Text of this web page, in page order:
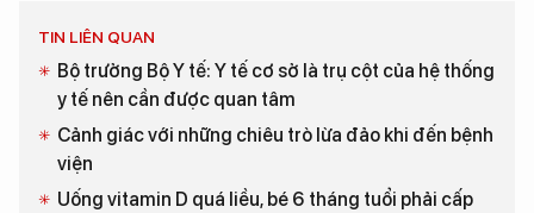
TIN LIÊN QUAN
Bộ trưởng Bộ Y tế: Y tế cơ sở là trụ cột của hệ thống
y tế nên cần được quan tâm
Cảnh giác với những chiêu trò lừa đảo khi đến bệnh
viện
Uống vitamin D quá liều, bé 6 tháng tuổi phải cấp